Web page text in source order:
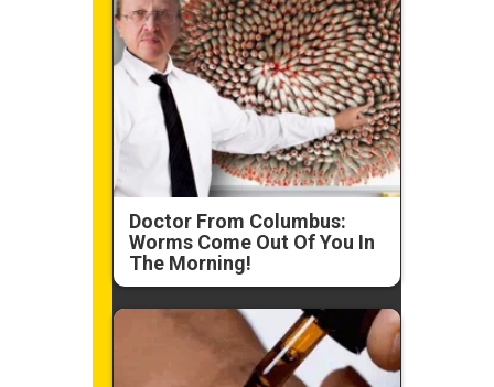
Doctor From Columbus:
Worms Come Out Of You In
The Morning!